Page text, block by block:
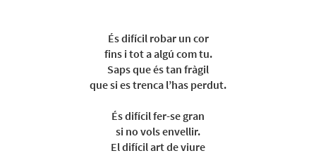
És difícil robar un cor
fins i tot a algú com tu.
Saps que és tan fràgil
que si es trenca l’has perdut.
És difícil fer-se gran
si no vols envellir.
El difícil art de viure